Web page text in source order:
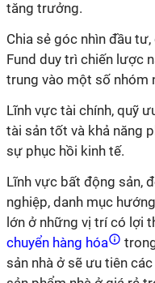
tăng trưởng.
Chia sẻ góc nhìn đầu
Fund duy trì chiến lược
trung vào một số nhóm
Lĩnh vực tài chính, quỹ
tài sản tốt và khả năng
sự phục hồi kinh tế.
Lĩnh vực bất động sản,
nghiệp, danh mục
lớn ở những vị trí có lợi
chuyển hàng hóa
sản nhà ở sẽ ưu tiên